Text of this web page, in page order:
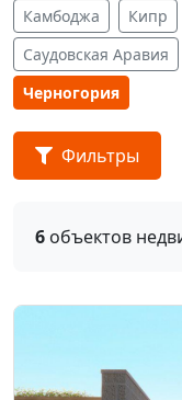
Камбоджа
Кипр
Саудовская Аравия
Черногория
Фильтры
6 объектов